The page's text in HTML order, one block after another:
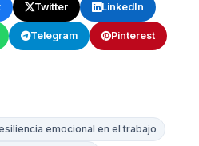
Twitter LinkedIn
Telegram Pinterest
emocional en el trabajo